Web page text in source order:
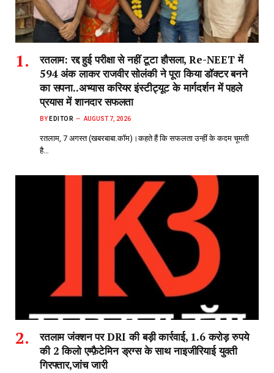
रतलाम: रद्द हुई परीक्षा से नहीं टूटा हौसला, Re-NEET में
594 अंक लाकर राजवीर सोलंकी ने पूरा किया डॉक्टर बनने
का सपना..अभ्यास करियर इंस्टीट्यूट के मार्गदर्शन में पहले
प्रयास में शानदार सफलता
BY EDITOR AUGUST 7, 2026
रतलाम, 7 अगस्त (खबरबाबा.कॉम)।कहते हैं कि सफलता उन्हीं के कदम चूमती
है…
रतलाम जंक्शन पर DRI की बड़ी कार्रवाई, 1.6 करोड़ रुपये
की 2 किलो एम्फ़ैटेमिन ड्रग्स के साथ नाइजीरियाई युवती
गिरफ्तार,जांच जारी